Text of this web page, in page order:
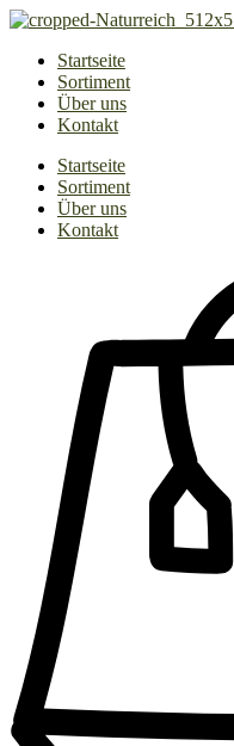
Zum
springenStartseite
Sortiment
Über uns
Kontakt
Startseite
Sortiment
Über uns
Kontakt